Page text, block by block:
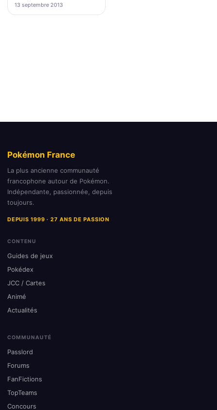
13 septembre 2013
Pokémon France
La plus ancienne communauté
francophone autour de Pokémon.
Indépendante, passionnée, depuis
toujours.
DEPUIS 1999 · 27 ANS DE PASSION
CONTENU
Guides de jeux
Pokédex
JCC / Cartes
Animé
Actualités
COMMUNAUTÉ
Passlord
Forums
FanFictions
TopTeams
Concours